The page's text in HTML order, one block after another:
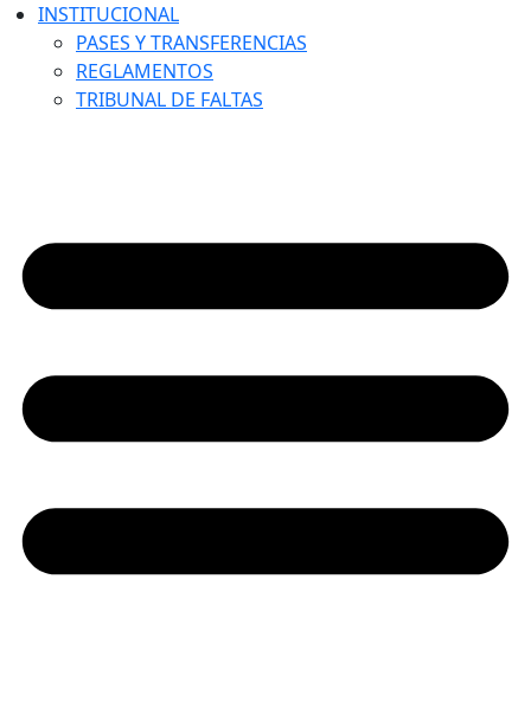
INSTITUCIONAL
PASES Y TRANSFERENCIAS
REGLAMENTOS
TRIBUNAL DE FALTAS